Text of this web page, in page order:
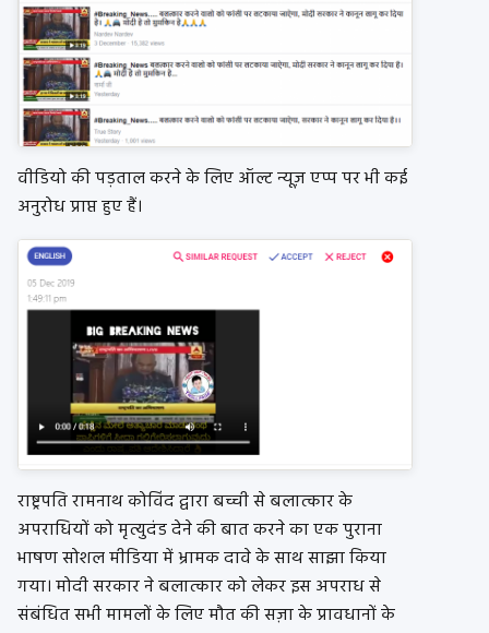
वीडियो की पड़ताल करने के लिए ऑल्ट न्यूज़ एप्प पर भी कई
अनुरोध प्राप्त हुए हैं।
राष्ट्रपति रामनाथ कोविंद द्वारा बच्ची से बलात्कार के
अपराधियों को मृत्युदंड देने की बात करने का एक पुराना
भाषण सोशल मीडिया में भ्रामक दावे के साथ साझा किया
गया। मोदी सरकार ने बलात्कार को लेकर इस अपराध से
संबंधित सभी मामलों के लिए मौत की सज़ा के प्रावधानों के